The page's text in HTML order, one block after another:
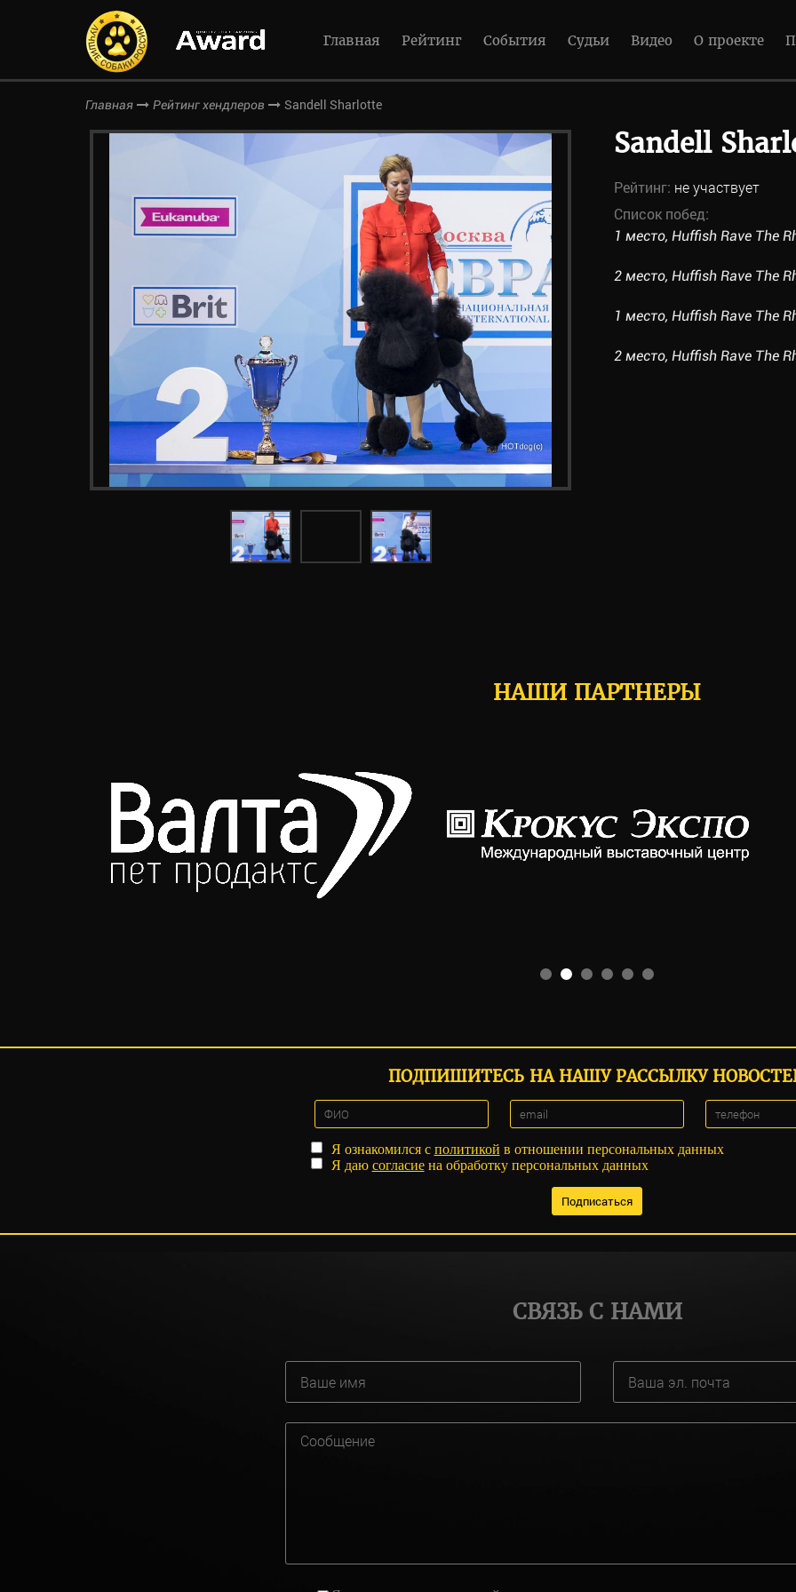
Главная Рейтинг События Судьи Видео О проекте
Главная Рейтинг хендлеров Sandell Sharlotte
Sandell
Рейтинг: не участвует
Список побед:
1 место, Huffish Rave The
2 место, Huffish Rave The
1 место, Huffish Rave The
2 место, Huffish Rave The
НАШИ ПАРТНЕРЫ
ПОДПИШИТЕСЬ НА НАШУ РАССЫЛКУ
Я ознакомился с политикой в отношении персональных данных
Я даю согласиена обработку персональных данных
СВЯЗЬ С НАМИ